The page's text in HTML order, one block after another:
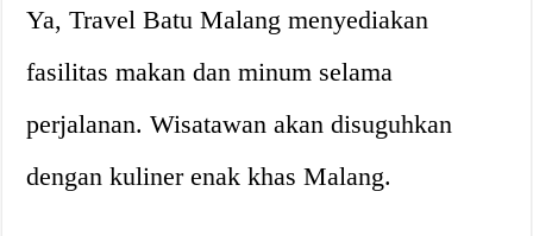
Ya, Travel Batu Malang menyediakan
fasilitas makan dan minum selama
perjalanan. Wisatawan akan disuguhkan
dengan kuliner enak khas Malang.